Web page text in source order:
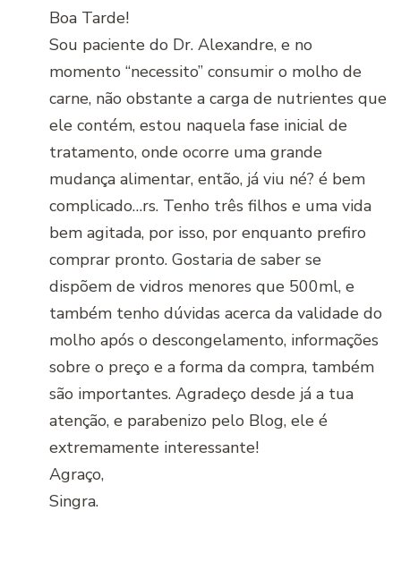
Boa Tarde!
Sou paciente do Dr. Alexandre, e no
momento “necessito” consumir o molho de
carne, não obstante a carga de nutrientes que
ele contém, estou naquela fase inicial de
tratamento, onde ocorre uma grande
mudança alimentar, então, já viu né? é bem
complicado…rs. Tenho três filhos e uma vida
bem agitada, por isso, por enquanto prefiro
comprar pronto. Gostaria de saber se
dispõem de vidros menores que 500ml, e
também tenho dúvidas acerca da validade do
molho após o descongelamento, informações
sobre o preço e a forma da compra, também
são importantes. Agradeço desde já a tua
atenção, e parabenizo pelo Blog, ele é
extremamente interessante!
Agraço,
Singra.